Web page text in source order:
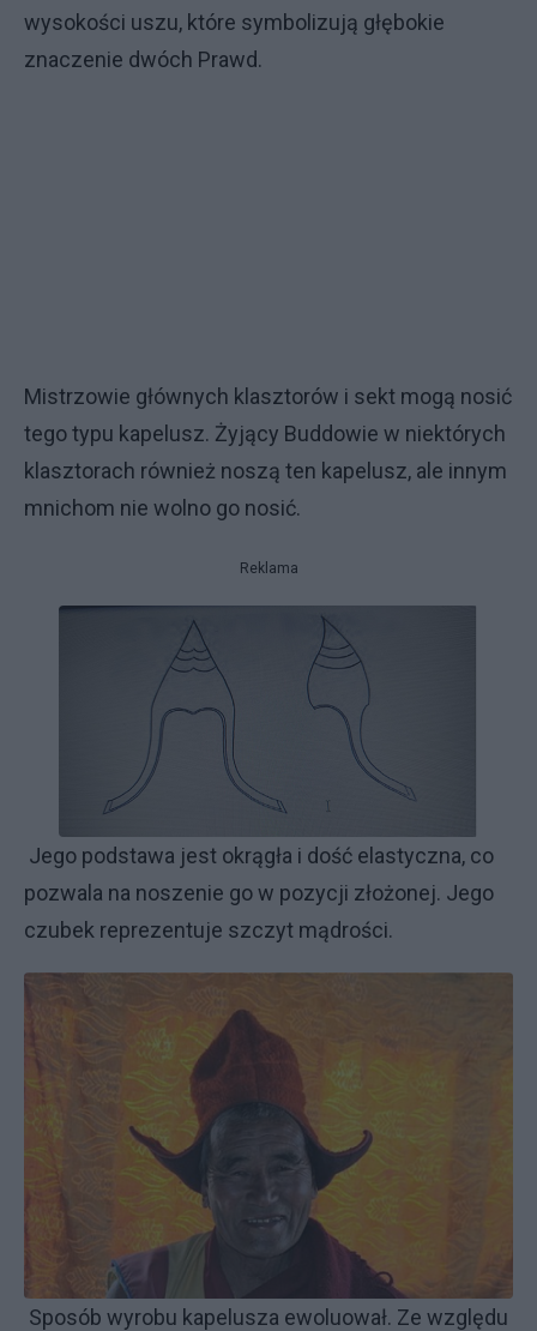
wysokości uszu, które symbolizują głębokie
znaczenie dwóch Prawd.
Mistrzowie głównych klasztorów i sekt mogą nosić
tego typu kapelusz. Żyjący Buddowie w niektórych
klasztorach również noszą ten kapelusz, ale innym
mnichom nie wolno go nosić.
Reklama
Jego podstawa jest okrągła i dość elastyczna, co
pozwala na noszenie go w pozycji złożonej. Jego
czubek reprezentuje szczyt mądrości.
Sposób wyrobu kapelusza ewoluował. Ze względu